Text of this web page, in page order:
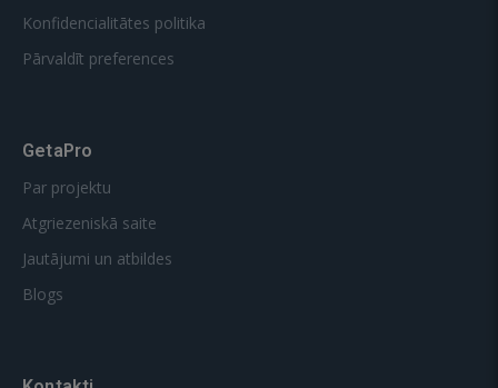
Konfidencialitātes politika
Pārvaldīt preferences
GetaPro
Par projektu
Atgriezeniskā saite
Jautājumi un atbildes
Blogs